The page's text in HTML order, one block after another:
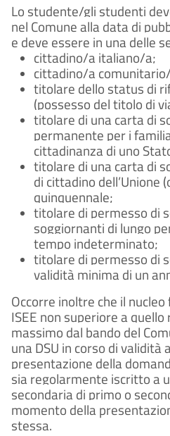
Lo studente/gli studenti
nel Comune alla data di
e deve essere in una delle
cittadino/a italiano/a;
cittadino/a
titolare dello status di
(possesso del titolo di
titolare di una carta di
permanente per i
cittadinanza di uno
titolare di una carta di
di cittadino dell’Unione
quinquennale;
titolare di permesso di
soggiornanti di lungo
tempo indeterminato;
titolare di permesso di
validità minima di un
Occorre inoltre che il
ISEE non superiore a
massimo dal bando del
una DSU in corso di validità
presentazione della
sia regolarmente iscritto a
secondaria di primo o
momento della
stessa.